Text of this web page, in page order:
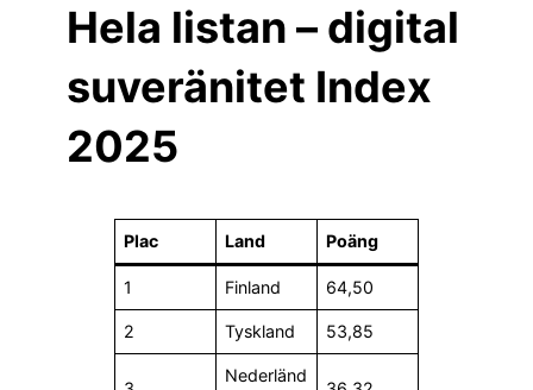
Hela listan – digital
suveränitet Index
2025
Plac Land Poäng
1 Finland 64,50
2 Tyskland 53,85
Nederländ